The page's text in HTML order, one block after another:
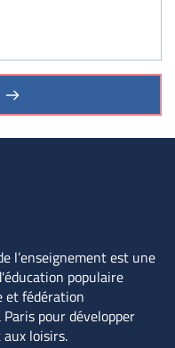
l’enseignement est une
populaire
et fédération
pour développer
loisirs.